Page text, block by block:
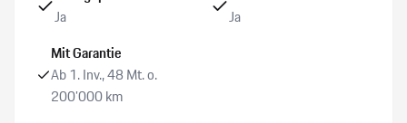
Aussenspiegel und Innenspiegel automatisch abblendend
Details siehe gültige Preisliste des Importeurs
Ja
Ja
Mit Garantie
Ab 1. Inv., 48 Mt. o.
200’000 km